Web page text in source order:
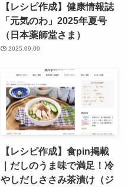
【レシピ作成】健康情報誌
「元気のわ」2025年夏号
（日本薬師堂さま）
2025.09.09
【レシピ作成】食pin掲載
｜だしのうま味で満足！冷
やしだしささみ茶漬け（ジ